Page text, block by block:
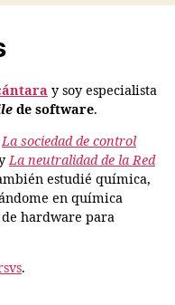
y soy especialista
de software.
La sociedad de control
La neutralidad de la Red
estudié química,
en química
hardware para
.